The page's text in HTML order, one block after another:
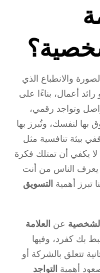
والانطباع الذي
أعمال، بناءًا على
وتواجد رقمي،
لنفسك، وتُبرز بها
بيئة تنافسية مثل
لا يكفي أن تمتلك فكرة
يعرف الناس من أنت
تبرز أهمية
التسويق
الشخصية عن
العلامة
بك كفرد، وفيها
تتعلق بالشركة أو
أهمية
التواجد